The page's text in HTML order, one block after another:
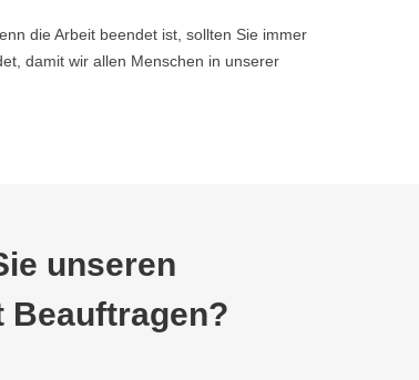
die Arbeit beendet ist, sollten Sie immer
damit wir allen Menschen in unserer
unseren
Beauftragen?